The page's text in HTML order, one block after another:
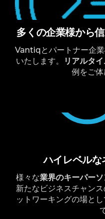
多くの企業様から
Vantiqとパートナー企
いたします。
リアルタ
例をご体
ハイレベル
様々な業界のキーパー
新たなビジネスチャン
ットワーキングの場と